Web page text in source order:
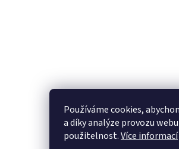
Používáme cookies,
a díky analýze provozu
použitelnost.Více informací